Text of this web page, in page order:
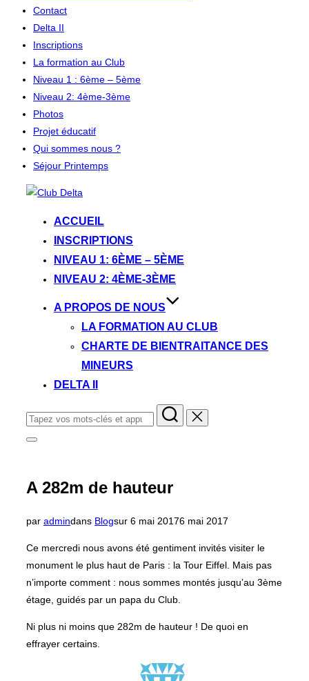
Contact
Delta II
Inscriptions
La formation au Club
Niveau 1 : 6ème – 5ème
Niveau 2: 4ème-3ème
Photos
Projet éducatif
Qui sommes nous ?
Séjour Printemps
ACCUEIL
INSCRIPTIONS
NIVEAU 1: 6ÈME – 5ÈME
NIVEAU 2: 4ÈME-3ÈME
A PROPOS DE NOUS
LA FORMATION AU CLUB
CHARTE DE BIENTRAITANCE DES
MINEURS
DELTA II
Rechercher :
Permuter
et
la
A 282m de hauteur
par admindans Blogsur Publié
6 mai 20176 mai 2017
Ce mercredi nous avons été gentiment invités visiter le
monument le plus haut de Paris : la Tour Eiffel. Mais pas
n’importe comment : nous sommes montés jusqu’au 3ème
étage, guidés par un papa du Club.
Ni plus ni moins que 282m de hauteur ! De quoi en
effrayer certains.